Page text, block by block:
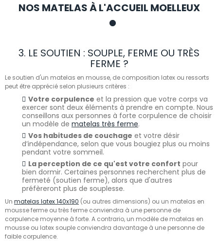
NOS MATELAS À L'ACCUEIL MOELLEUX
3. LE SOUTIEN : SOUPLE, FERME OU TRÈS
FERME ?
Le soutien d'un matelas en mousse, de composition latex ou ressorts
peut être apprécié selon plusieurs critères :
Votre corpulence et la pression que votre corps va
exercer sont deux éléments à prendre en compte. Nous
conseillons aux personnes à forte corpulence de choisir
un modèle de matelas très ferme.
Vos habitudes de couchage et votre désir
d’indépendance, selon que vous bougiez plus ou moins
pendant votre sommeil.
La perception de ce qu'est votre confort pour
bien dormir. Certaines personnes recherchent plus de
fermeté (soutien ferme), alors que d'autres
préfèreront plus de souplesse.
Un matelas latex 140x190 (ou autres dimensions) ou un matelas en
mousseferme ou très ferme conviendra à une personne de
corpulence moyenne à forte. A contrario, un modèle de matelas en
mousse ou latex souple conviendra davantage à une personne de
faible corpulence.